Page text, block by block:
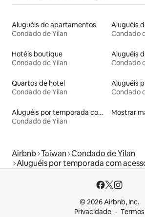
Aluguéis de apartamentos
Condado de Yilan
Condado
Hotéis boutique
Condado de Yilan
Condado
Quartos de hotel
Condado de Yilan
Condado
Aluguéis por temporada com acesso à praia
Condado de Yilan
Mostrar
Airbnb Taiwan Condado de Yilan
Aluguéis por temporada com
© 2026 Airbnb, Inc.
Privacidade
Termos